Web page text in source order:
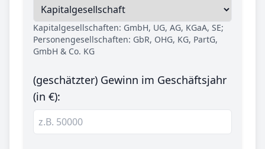
Kapitalgesellschaften: GmbH, UG, AG, KGaA, SE;
Personengesellschaften: GbR, OHG, KG, PartG,
GmbH & Co. KG
(geschätzter) Gewinn im Geschäftsjahr
(in €):